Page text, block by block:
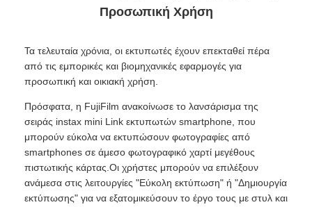
Προσωπική Χρήση
Τα τελευταία χρόνια, οι εκτυπωτές έχουν επεκταθεί πέρα
από τις εμπορικές και βιομηχανικές εφαρμογές για
προσωπική και οικιακή χρήση.
Πρόσφατα, η FujiFilm ανακοίνωσε το λανσάρισμα της
σειράς instax mini Link εκτυπωτών smartphone, που
μπορούν εύκολα να εκτυπώσουν φωτογραφίες από
smartphones σε άμεσο φωτογραφικό χαρτί μεγέθους
πιστωτικής κάρτας.Οι χρήστες μπορούν να επιλέξουν
ανάμεσα στις λειτουργίες "Εύκολη εκτύπωση" ή "Δημιουργία
εκτύπωσης" για να εξατομικεύσουν το έργο τους με στυλ και